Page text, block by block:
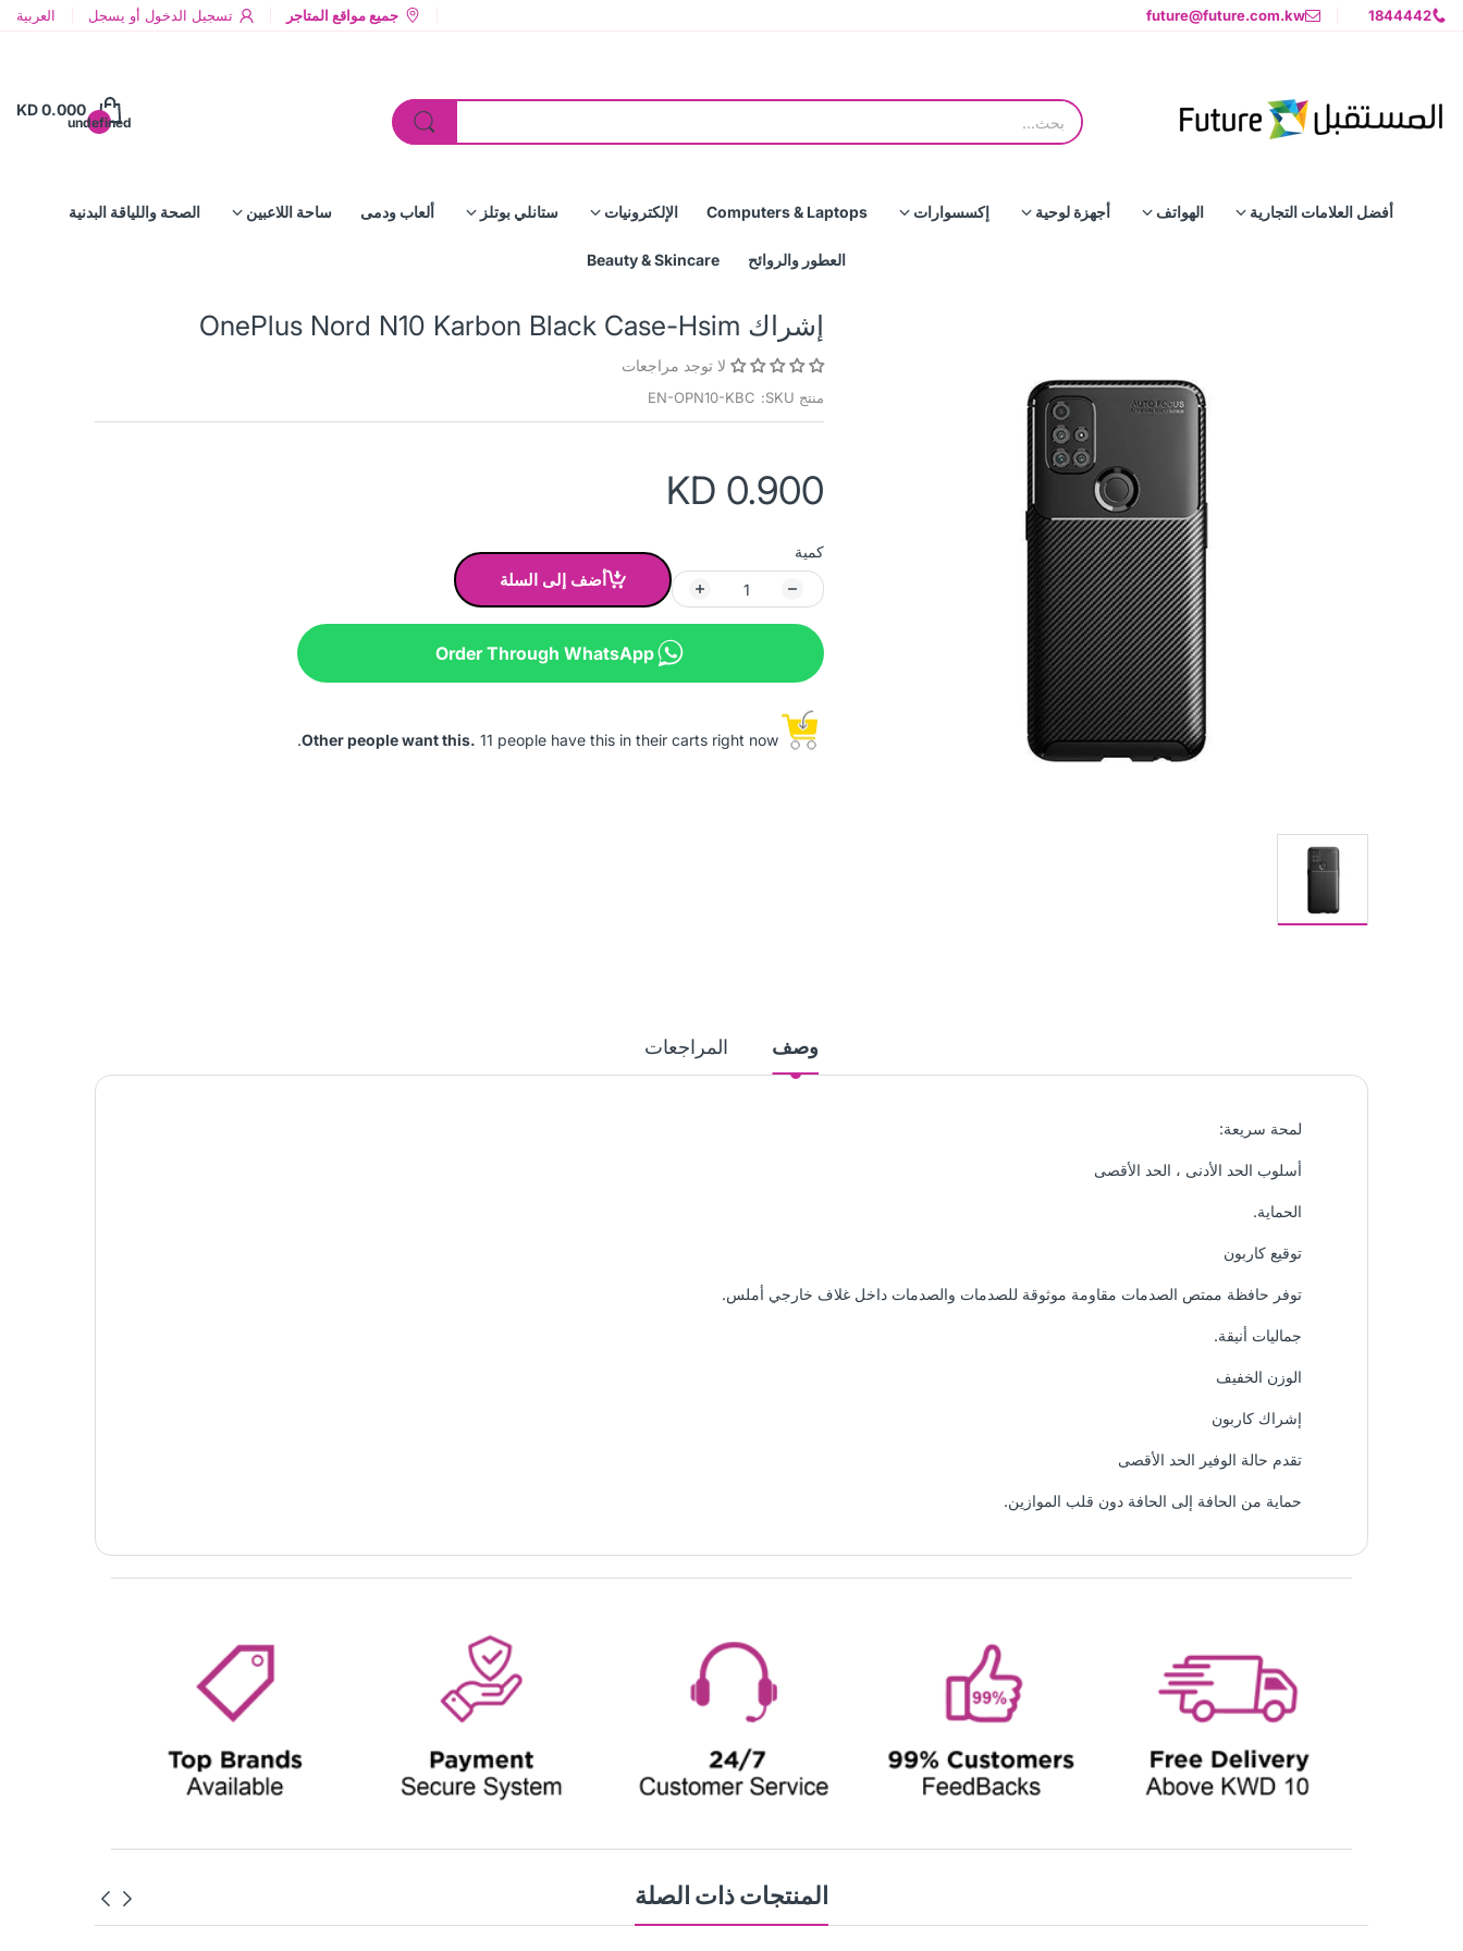
1844442
future@future.com.kw جميع مواقع المتاجر تسجيل الدخول أو يسجل العربية
undefined
KD 0.000
أفضل العلامات التجارية الهواتف أجهزة لوحية إكسسوارات Computers & Laptops الإلكترونيات ستانلي بوتلز ألعاب ودمى ساحة اللاعبين الصحة واللياقة البدنية
العطور والروائح Beauty & Skincare
إشراك OnePlus Nord N10 Karbon Black Case-Hsim
لا توجد مراجعات
منتج SKU: EN-OPN10-KBC
KD 0.900
كمية
أضف إلى السلة
Order Through WhatsApp
Other people want this. 11 people have this in their carts right now.
وصف المراجعات
لمحة سريعة:
أسلوب الحد الأدنى ، الحد الأقصى
الحماية.
توقيع كاربون
توفر حافظة ممتص الصدمات مقاومة موثوقة للصدمات والصدمات داخل غلاف خارجي أملس.
جماليات أنيقة.
الوزن الخفيف
إشراك كاربون
تقدم حالة الوفير الحد الأقصى
حماية من الحافة إلى الحافة دون قلب الموازين.
المنتجات ذات الصلة